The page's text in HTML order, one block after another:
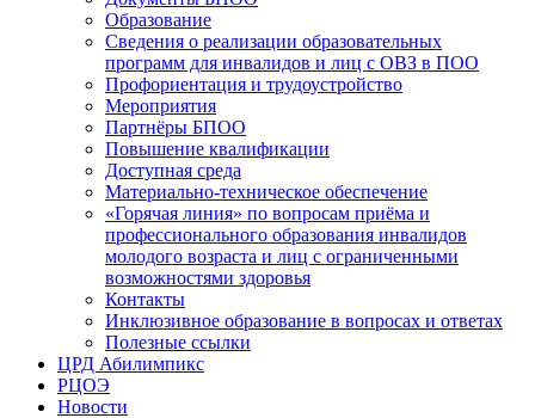
Образование
Сведения о реализации образовательных
программ для инвалидов и лиц с ОВЗ в ПОО
Профориентация и трудоустройство
Мероприятия
Партнёры БПОО
Повышение квалификации
Доступная среда
Материально-техническое обеспечение
«Горячая линия» по вопросам приёма и
профессионального образования инвалидов
молодого возраста и лиц с ограниченными
возможностями здоровья
Контакты
Инклюзивное образование в вопросах и ответах
Полезные ссылки
ЦРД Абилимпикс
РЦОЭ
Новости